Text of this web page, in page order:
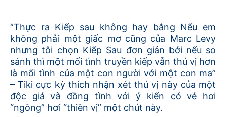
“Thực ra Kiếp sau không hay bằng Nếu em
không phải một giấc mơ cũng của Marc Levy
nhưng tôi chọn Kiếp Sau đơn giản bởi nếu so
sánh thì một mối tình truyền kiếp vẫn thú vị hơn
là mối tình của một con người với một con ma”
– Tiki cực kỳ thích nhận xét thú vị này của một
độc giả và đồng tình với ý kiến có vẻ hơi
“ngông” hơi “thiên vị” một chút này.